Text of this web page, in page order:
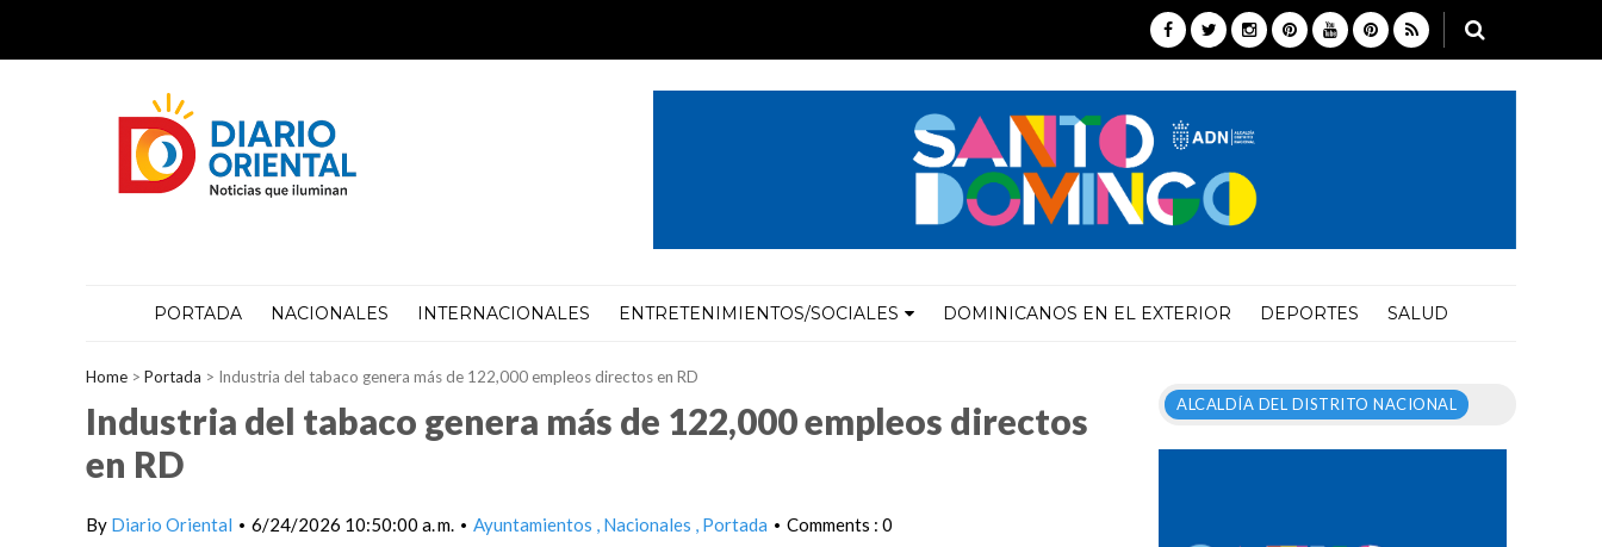
PORTADA NACIONALES INTERNACIONALES ENTRETENIMIENTOS/SOCIALES DOMINICANOS EN EL EXTERIOR DEPORTES SALUD
Home > Portada > Industria del tabaco genera más de 122,000 empleos directos en RD
Industria del tabaco genera más de 122,000 empleos directos
en RD
By Diario Oriental • 6/24/2026 10:50:00 a. m. • Ayuntamientos Nacionales Portada • Comments : 0
ALCALDÍA DEL DISTRITO NACIONAL